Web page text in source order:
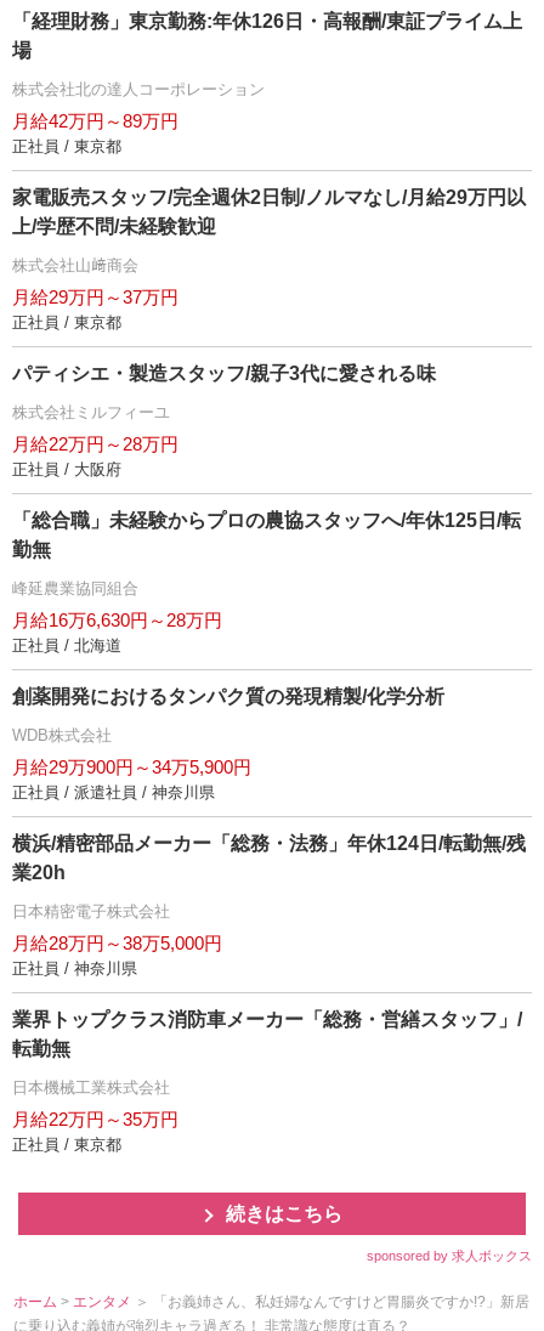
「経理財務」東京勤務:年休126日・高報酬/東証プライム上
場
株式会社北の達人コーポレーション
月給42万円～89万円
正社員 / 東京都
家電販売スタッフ/完全週休2日制/ノルマなし/月給29万円以
上/学歴不問/未経験歓迎
株式会社山﨑商会
月給29万円～37万円
正社員 / 東京都
パティシエ・製造スタッフ/親子3代に愛される味
株式会社ミルフィーユ
月給22万円～28万円
正社員 / 大阪府
「総合職」未経験からプロの農協スタッフへ/年休125日/転
勤無
峰延農業協同組合
月給16万6,630円～28万円
正社員 / 北海道
創薬開発におけるタンパク質の発現精製/化学分析
WDB株式会社
月給29万900円～34万5,900円
正社員 / 派遣社員 / 神奈川県
横浜/精密部品メーカー「総務・法務」年休124日/転勤無/残
業20h
日本精密電子株式会社
月給28万円～38万5,000円
正社員 / 神奈川県
業界トップクラス消防車メーカー「総務・営繕スタッフ」/
転勤無
日本機械工業株式会社
月給22万円～35万円
正社員 / 東京都
続きはこちら
sponsored by 求人ボックス
ホーム > エンタメ ＞ 「お義姉さん、私妊婦なんですけど胃腸炎ですか!?」新居
に乗り込む義姉が強烈キャラ過ぎる！ 非常識な態度は直る？